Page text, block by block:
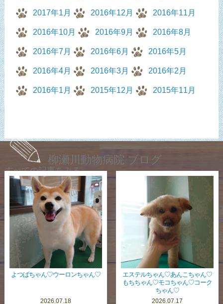
2017年1月 2016年12月 2016年11月
2016年10月 2016年9月 2016年8月
2016年7月 2016年6月 2016年5月
2016年4月 2016年3月 2016年2月
2016年1月 2015年12月 2015年11月
柳瀬川動物病院 ブログ
すべての記事をみる
よつばちゃん♡ウーロンちゃん♡
2026.07.18
エステルちゃん♡あんこちゃん♡
もちちゃん♡モコちゃん♡コーク
ちゃん♡
2026.07.17